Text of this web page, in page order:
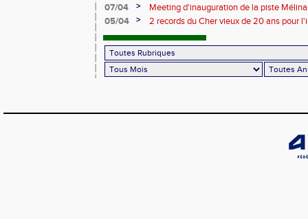
07/04
>
Meeting d'inauguration de la piste
05/04
>
2 records du Cher vieux de 20 ans pour